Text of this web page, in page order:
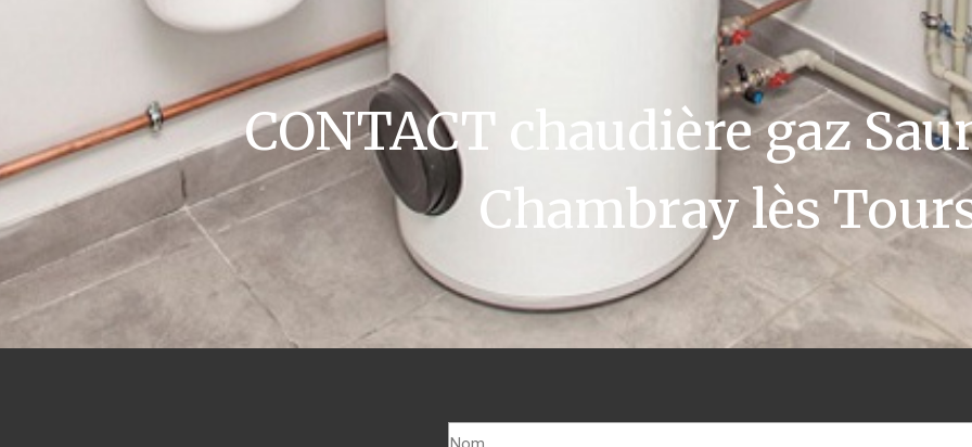
CONTACT chaudière gaz
Chambray lès